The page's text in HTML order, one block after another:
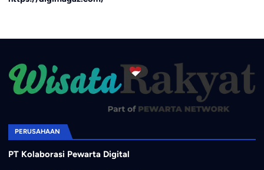
PERUSAHAAN
PT Kolaborasi Pewarta Digital